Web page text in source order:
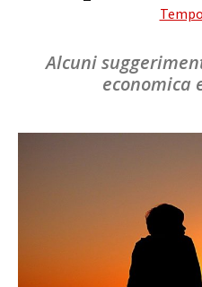
Alcuni
economica